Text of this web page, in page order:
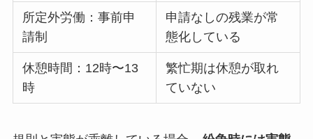
所定外労働：事前申
請制
申請なしの残業が常
態化している
休憩時間：12時〜13
時
繁忙期は休憩が取れ
ていない